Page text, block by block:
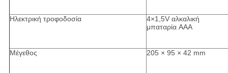
Ηλεκτρική τροφοδοσία
4×1,5V αλκαλική
μπαταρία AAA
Μέγεθος 205 × 95 × 42 mm